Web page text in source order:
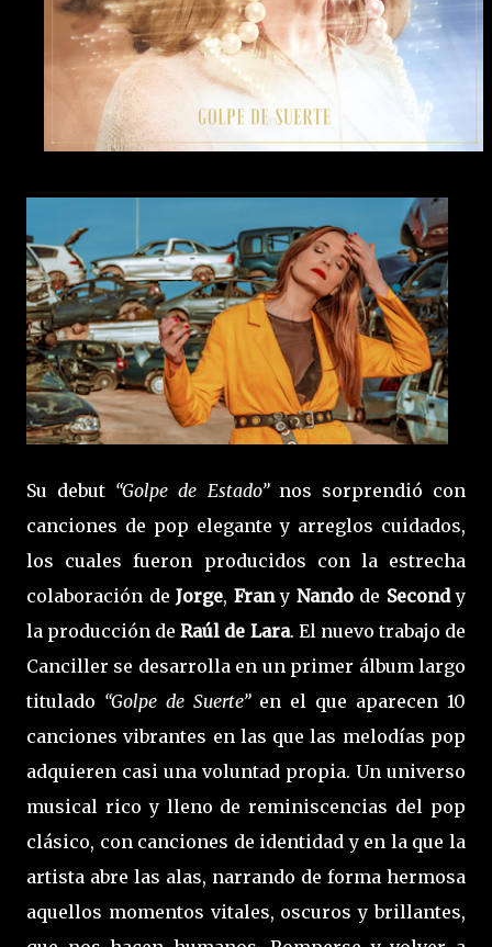
Su debut “Golpe de Estado” nos sorprendió con
canciones de pop elegante y arreglos cuidados,
los cuales fueron producidos con la estrecha
colaboración de Jorge, Frany Nandode Secondy
la producción deRaúl de Lara. El nuevo trabajo de
Canciller se desarrolla en un primer álbum largo
titulado “Golpe de Suerte”en el que aparecen 10
canciones vibrantes en las que las melodías pop
adquieren casi una voluntad propia. Un universo
musical rico y lleno de reminiscencias del pop
clásico, con canciones de identidad y en la que la
artista abre las alas, narrando de forma hermosa
aquellos momentos vitales, oscuros y brillantes,